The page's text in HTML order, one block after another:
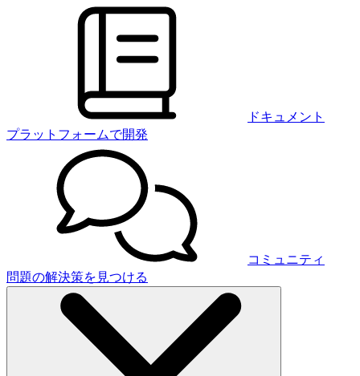
ドキュメント
プラットフォームで開発
コミュニティ
問題の解決策を見つける